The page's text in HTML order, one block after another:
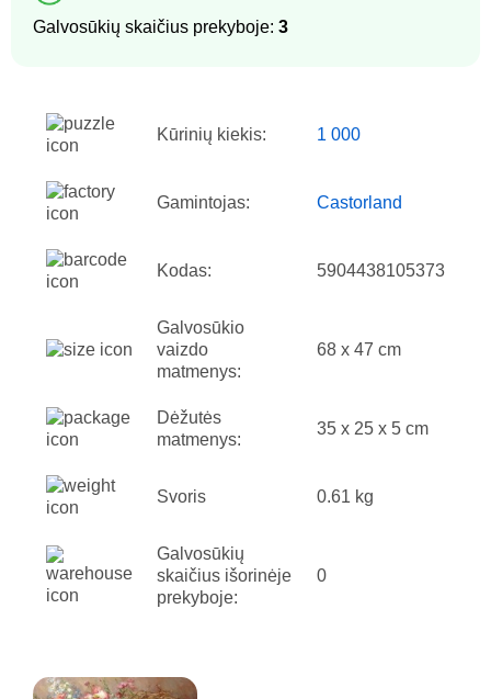
Galvosūkių skaičius prekyboje: 3
Kūrinių kiekis: 1 000
Gamintojas: Castorland
Kodas: 5904438105373
Galvosūkio
vaizdo
matmenys:
68 x 47 cm
Dėžutės
matmenys:
35 x 25 x 5 cm
Svoris 0.61 kg
Galvosūkių
skaičius išorinėje
prekyboje:
0